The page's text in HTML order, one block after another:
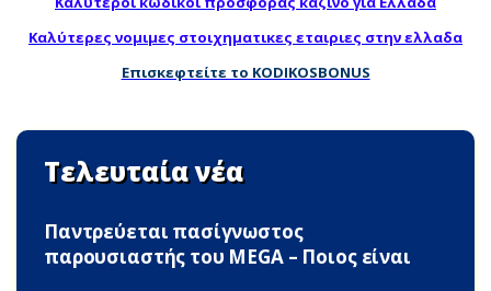
Καλύτερες νομιμες στοιχηματικες εταιριες στην ελλαδα
Επισκεφτείτε το KODIKOSBONUS
Τελευταία νέα
Παντρεύεται πασίγνωστος
παρουσιαστής του MEGA – Ποιος είναι